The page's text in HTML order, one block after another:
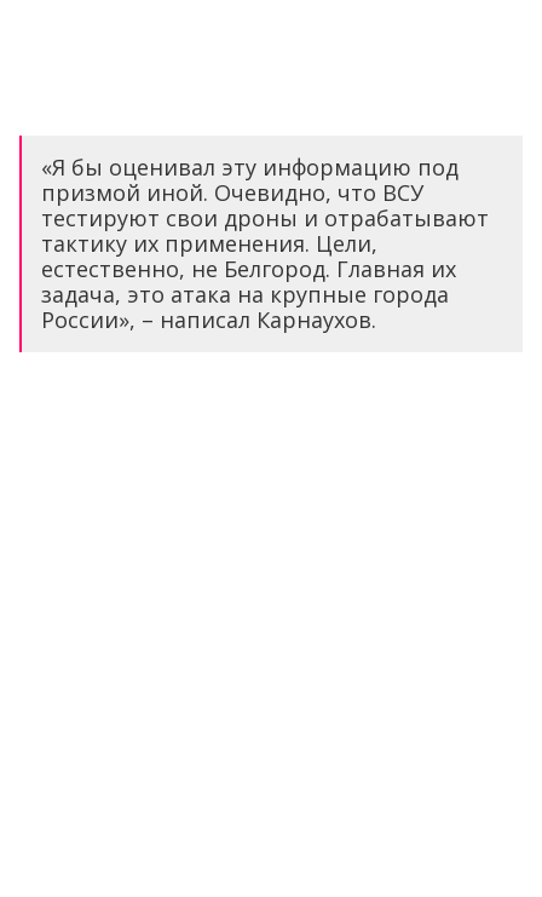
«Я бы оценивал эту информацию под
призмой иной. Очевидно, что ВСУ
тестируют свои дроны и отрабатывают
тактику их применения. Цели,
естественно, не Белгород. Главная их
задача, это атака на крупные города
России», – написал Карнаухов.